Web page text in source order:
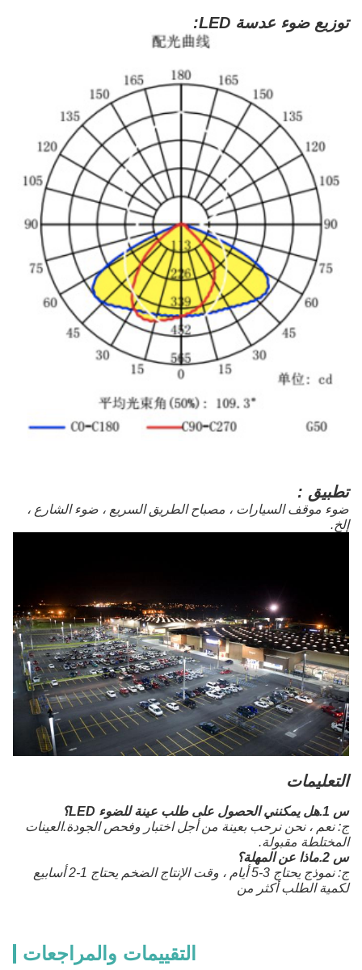
توزيع ضوء عدسة LED:
تطبيق :
ضوء موقف السيارات ، مصباح الطريق السريع ، ضوء الشارع ،
إلخ.
التعليمات
س 1.هل يمكنني الحصول على طلب عينة للضوء LED؟
ج: نعم ، نحن نرحب بعينة من أجل اختبار وفحص الجودة.العينات
المختلطة مقبولة.
س 2.ماذا عن المهلة؟
ج: نموذج يحتاج 3-5 أيام ، وقت الإنتاج الضخم يحتاج 1-2 أسابيع
لكمية الطلب أكثر من
التقييمات والمراجعات